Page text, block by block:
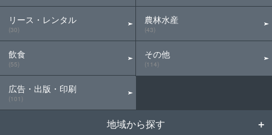
リース・レンタル
(30)
飲食
(55)
広告・出版・印刷
(101)
農林水産
(43)
その他
(114)
地域から探す